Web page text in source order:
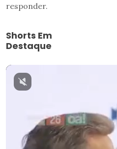
responder.
Shorts Em
Destaque